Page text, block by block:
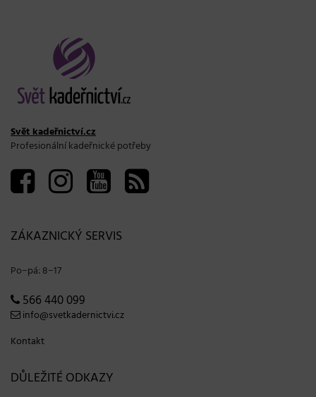
Svět kadeřnictví.cz
Profesionální kadeřnické potřeby
ZÁKAZNICKÝ SERVIS
Po−pá: 8−17
566 440 099
info@svetkadernictvi.cz
Kontakt
DŮLEŽITÉ ODKAZY